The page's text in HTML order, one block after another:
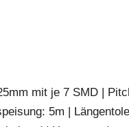
mit je 7 SMD |
5m |